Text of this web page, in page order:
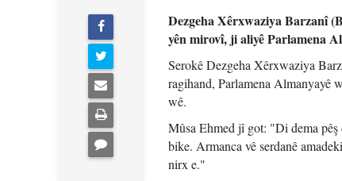
Dezgeha Xêrxwaziya Barzanî
yên mirovî, ji aliyê Parlamena
Serokê Dezgeha Xêrxwaziya
ragihand, Parlamena Almanyayê
wê.
Mûsa Ehmed jî got: "Di dema pêş
bike. Armanca vê serdanê
nirx e."